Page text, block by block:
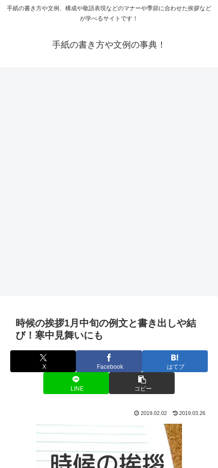
手紙の書き方や文例、構成や敬語表現などのマナーや季節に合わせた挨拶など
が学べるサイトです！
手紙の書き方や文例の事典！
時候の挨拶1月中旬の例文と書き出しや結
び！寒中見舞いにも
X Facebook はてブ
LINE コピー
2019.02.02 2019.03.26